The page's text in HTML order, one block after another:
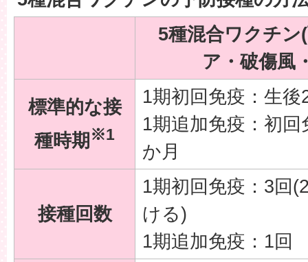
5種混合ワクチ
ア・破傷風
標準的な接
種時期 ※1
1期初回免疫：生
1期追加免疫：初
か月
接種回数
1期初回免疫：3回
ける)
1期追加免疫：1回